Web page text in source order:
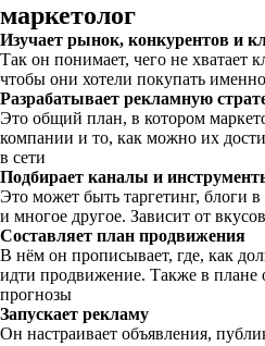
маркетолог
Изучает рынок, конкурентов и
Так он понимает, чего не хватает
чтобы они хотели покупать
Разрабатывает рекламную
Это общий план, в котором
компании и то, как можно их
в сети
Подбирает каналы и
Это может быть таргетинг, блоги в
и многое другое. Зависит от
Составляет план продвижения
В нём он прописывает, где, как
идти продвижение. Также в плане
прогнозы
Запускает рекламу
Он настраивает объявления,